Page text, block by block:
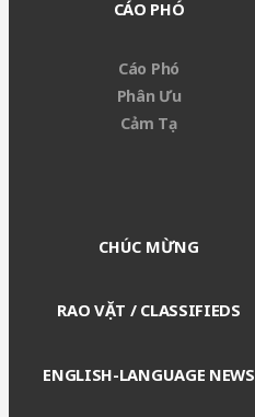
CÁO PHÓ
Cáo Phó
Phân Ưu
Cảm Tạ
CHÚC MỪNG
RAO VẶT / CLASSIFIEDS
ENGLISH-LANGUAGE NEWS